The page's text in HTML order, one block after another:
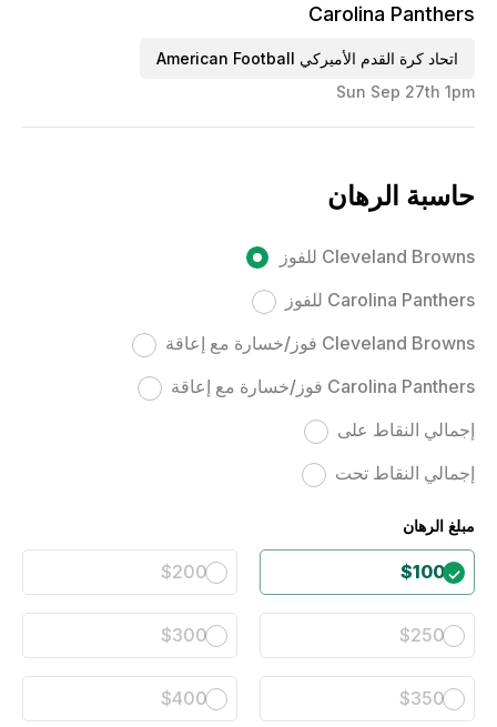
Carolina Panthers
اتحاد كرة القدم الأميركي American Football
Sun Sep 27th 1pm
حاسبة الرهان
Cleveland Browns للفوز
Carolina Panthers للفوز
Cleveland Browns فوز/خسارة مع إعاقة
Carolina Panthers فوز/خسارة مع إعاقة
إجمالي النقاط على
إجمالي النقاط تحت
مبلغ الرهان
$100
$200
$250
$300
$350
$400